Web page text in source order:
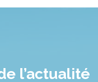
l’actualité